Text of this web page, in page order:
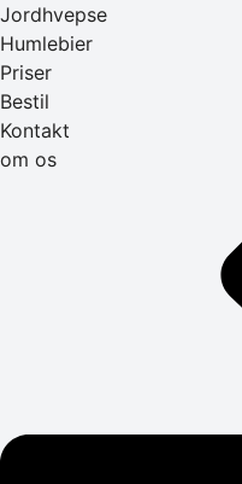
Jordhvepse
Humlebier
Priser
Bestil
Kontakt
om os